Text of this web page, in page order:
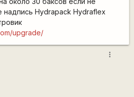
Hydrapack Hydraflex
upgrade/
more_vert